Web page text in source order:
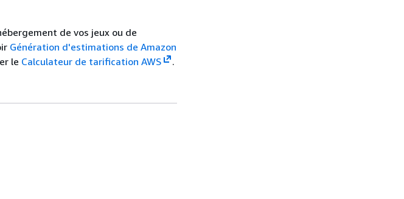
de vos jeux ou de
Génération d'estimations de Amazon
le Calculateur de tarification AWS .